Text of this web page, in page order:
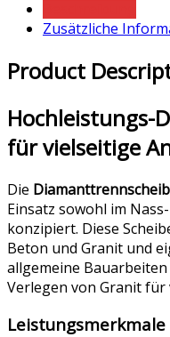
Zusätzliche
Product
Hochleistungs-
für vielseitige
Die
Einsatz sowohl im
konzipiert. Diese
Beton und Granit und
allgemeine
Verlegen von Granit für
Leistungsmerkmale